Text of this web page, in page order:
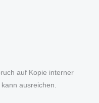
auf Kopie interner
ausreichen.